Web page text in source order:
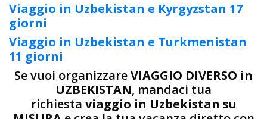
Viaggio in Uzbekistan e Kyrgyzstan 17
giorni
Viaggio in Uzbekistan e Turkmenistan
11 giorni
Se vuoi organizzareVIAGGIO DIVERSO in
UZBEKISTAN, mandaci tua
richiesta viaggio in Uzbekistan su